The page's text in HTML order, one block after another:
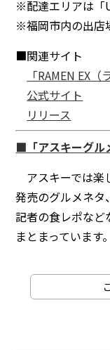
※配達エリアは「
※福岡市内の出店
■関連サイト
「RAMEN EX
公式サイト
リリース
■「アスキーグル
アスキーでは楽
発売のグルメネタ
記者の食レポなど
まとまっています